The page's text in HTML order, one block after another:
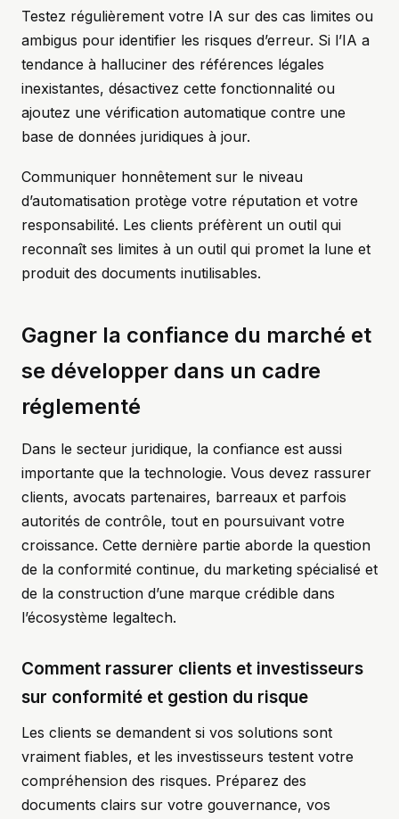
Testez régulièrement votre IA sur des cas limites ou
ambigus pour identifier les risques d’erreur. Si l’IA a
tendance à halluciner des références légales
inexistantes, désactivez cette fonctionnalité ou
ajoutez une vérification automatique contre une
base de données juridiques à jour.
Communiquer honnêtement sur le niveau
d’automatisation protège votre réputation et votre
responsabilité. Les clients préfèrent un outil qui
reconnaît ses limites à un outil qui promet la lune et
produit des documents inutilisables.
Gagner la confiance du marché et
se développer dans un cadre
réglementé
Dans le secteur juridique, la confiance est aussi
importante que la technologie. Vous devez rassurer
clients, avocats partenaires, barreaux et parfois
autorités de contrôle, tout en poursuivant votre
croissance. Cette dernière partie aborde la question
de la conformité continue, du marketing spécialisé et
de la construction d’une marque crédible dans
l’écosystème legaltech.
Comment rassurer clients et investisseurs
sur conformité et gestion du risque
Les clients se demandent si vos solutions sont
vraiment fiables, et les investisseurs testent votre
compréhension des risques. Préparez des
documents clairs sur votre gouvernance, vos